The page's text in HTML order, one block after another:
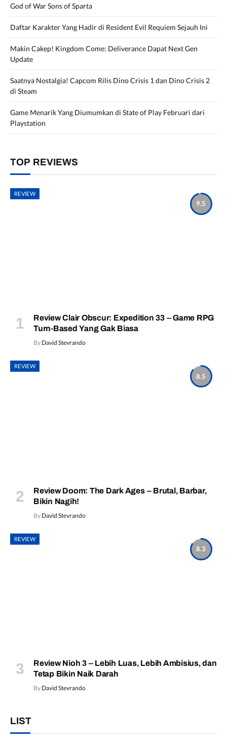
God of War Sons of Sparta
Daftar Karakter Yang Hadir di Resident Evil Requiem Sejauh Ini
Makin Cakep! Kingdom Come: Deliverance Dapat Next Gen
Update
Saatnya Nostalgia! Capcom Rilis Dino Crisis 1 dan Dino Crisis 2
di Steam
Game Menarik Yang Diumumkan di State of Play Februari dari
Playstation
TOP REVIEWS
9.5
REVIEW
Review Clair Obscur: Expedition 33 – Game RPG
Turn-Based Yang Gak Biasa
By David Stevrando
8.5
REVIEW
Review Doom: The Dark Ages – Brutal, Barbar,
Bikin Nagih!
By David Stevrando
8.3
REVIEW
Review Nioh 3 – Lebih Luas, Lebih Ambisius, dan
Tetap Bikin Naik Darah
By David Stevrando
LIST